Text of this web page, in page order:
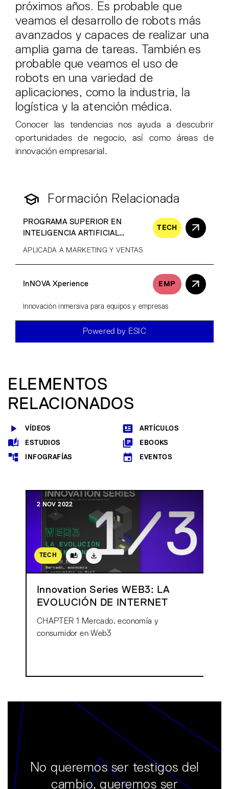
próximos años. Es probable que
veamos el desarrollo de robots más
avanzados y capaces de realizar una
amplia gama de tareas. También es
probable que veamos el uso de
robots en una variedad de
aplicaciones, como la industria, la
logística y la atención médica.
Conocer las tendencias nos ayuda a descubrir
oportunidades de negocio, así como áreas de
innovación empresarial.
Formación Relacionada
PROGRAMA SUPERIOR EN
INTELIGENCIA ARTIFICIAL
TECH
APLICADA A MARKETING Y VENTAS
InNOVA Xperience EMP
Innovación inmersiva para equipos y empresas
Powered by ESIC
ELEMENTOS
RELACIONADOS
VÍDEOS ARTÍCULOS
ESTUDIOS EBOOKS
INFOGRAFÍAS EVENTOS
TECH
2 NOV 2022
Innovation Series WEB3: LA
EVOLUCIÓN DE INTERNET
CHAPTER 1 Mercado, economía y
consumidor en Web3
No queremos ser testigos del
cambio, queremos ser